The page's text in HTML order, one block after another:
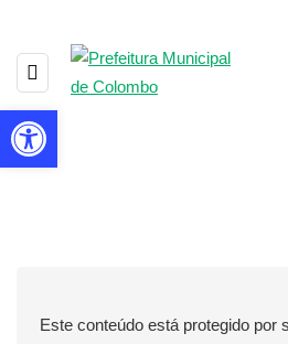
de
Este conteúdo está protegido por
Barra de Ferramentas Aberta